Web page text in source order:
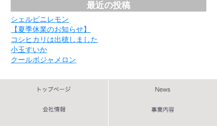
最近の投稿
シェルピニレモン
【夏季休業のお知らせ】
コシヒカリは出穂しました
小玉すいか
クールボジャメロン